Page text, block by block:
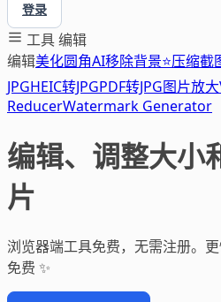
登录
工具编辑
编辑美化圆角AI移除背景⭐压缩截
JPGHEIC转JPGPDF转JPG图片放大
ReducerWatermark Generator
编辑、调整大小
片
浏览器端工具免费，无需注册。
免费 ✨